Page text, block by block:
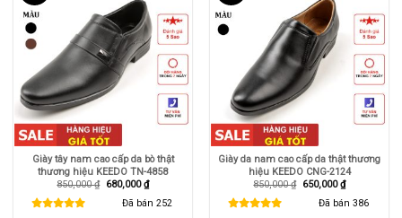
Giày tây nam cao cấp da bò thật
thương hiệu KEEDO TN-4858
850,000₫ Giá
850,000 ₫.
680,000₫Giá
hiện
tại
là:
Đã bán 252
Giày da nam cao cấp da thật thương
hiệu KEEDO CNG-2124
850,000₫ Giá
850,000 ₫.
650,000₫Giá
hiện
tại
là:
Đã bán 386